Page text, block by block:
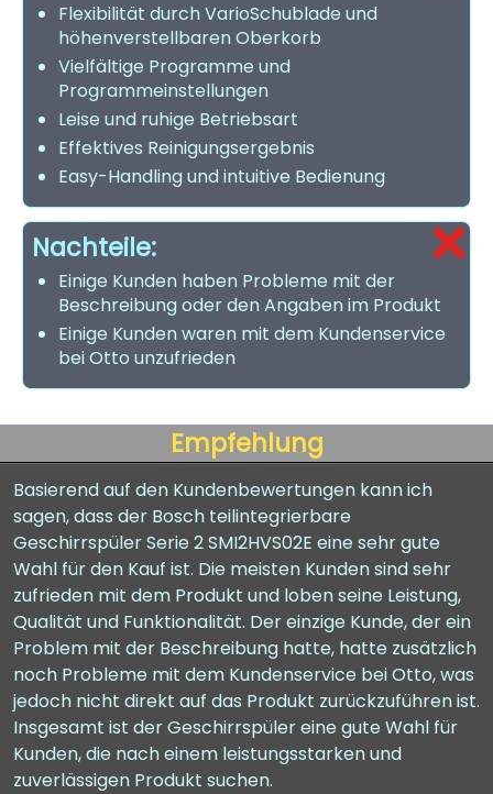
Flexibilität durch VarioSchublade und
höhenverstellbaren Oberkorb
Vielfältige Programme und
Programmeinstellungen
Leise und ruhige Betriebsart
Effektives Reinigungsergebnis
Easy-Handling und intuitive Bedienung
Nachteile:
Einige Kunden haben Probleme mit der
Beschreibung oder den Angaben im Produkt
Einige Kunden waren mit dem Kundenservice
bei Otto unzufrieden
Empfehlung
Basierend auf den Kundenbewertungen kann ich
sagen, dass der Bosch teilintegrierbare
Geschirrspüler Serie 2 SMI2HVS02E eine sehr gute
Wahl für den Kauf ist. Die meisten Kunden sind sehr
zufrieden mit dem Produkt und loben seine Leistung,
Qualität und Funktionalität. Der einzige Kunde, der ein
Problem mit der Beschreibung hatte, hatte zusätzlich
noch Probleme mit dem Kundenservice bei Otto, was
jedoch nicht direkt auf das Produkt zurückzuführen ist.
Insgesamt ist der Geschirrspüler eine gute Wahl für
Kunden, die nach einem leistungsstarken und
zuverlässigen Produkt suchen.